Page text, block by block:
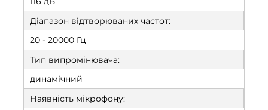
Діапазон відтворюваних частот:
20 - 20000 Гц
Тип випромінювача:
динамічний
Наявність мікрофону: